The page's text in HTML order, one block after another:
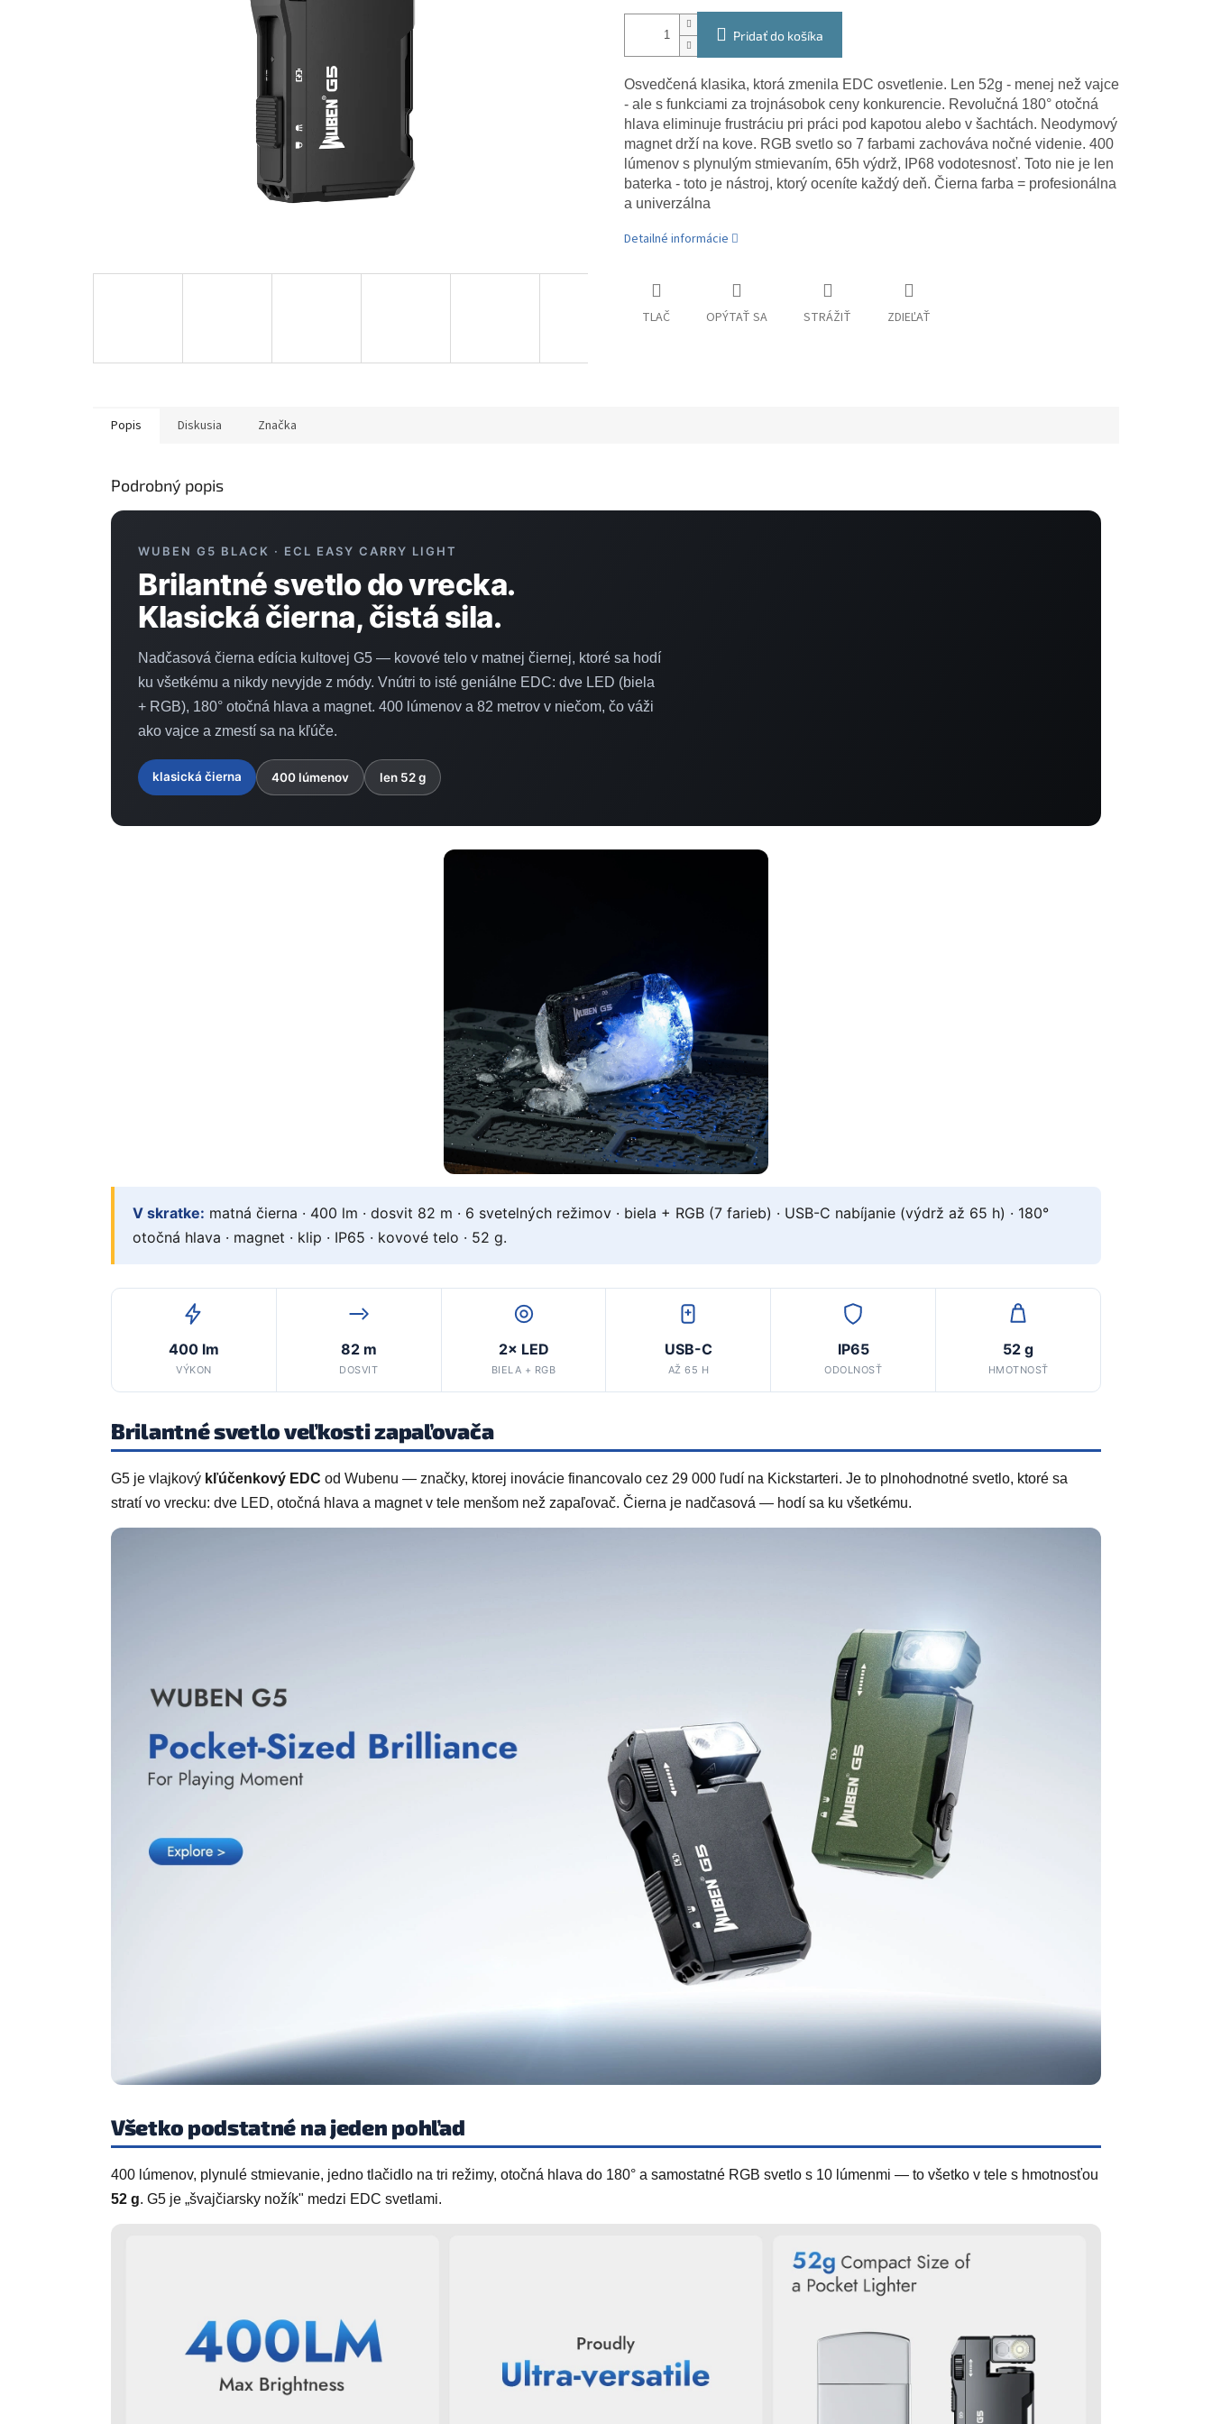
Pridať do košíka
Osvedčená klasika, ktorá zmenila EDC osvetlenie. Len 52g - menej než vajce
- ale s funkciami za trojnásobok ceny konkurencie. Revolučná 180° otočná
hlava eliminuje frustráciu pri práci pod kapotou alebo v šachtách. Neodymový
magnet drží na kove. RGB svetlo so 7 farbami zachováva nočné videnie. 400
lúmenov s plynulým stmievaním, 65h výdrž, IP68 vodotesnosť. Toto nie je len
baterka - toto je nástroj, ktorý oceníte každý deň. Čierna farba = profesionálna
a univerzálna
Detailné informácie
TLAČ OPÝTAŤ SA STRÁŽIŤ ZDIEĽAŤ
Popis Diskusia Značka
Podrobný popis
WUBEN G5 BLACK · ECL EASY CARRY LIGHT
Brilantné svetlo do vrecka.
Klasická čierna, čistá sila.
Nadčasová čierna edícia kultovej G5 — kovové telo v matnej čiernej, ktoré sa hodí
ku všetkému a nikdy nevyjde z módy. Vnútri to isté geniálne EDC: dve LED (biela
+ RGB), 180° otočná hlava a magnet. 400 lúmenov a 82 metrov v niečom, čo váži
ako vajce a zmestí sa na kľúče.
klasická čierna 400 lúmenov len 52 g
V skratke: matná čierna · 400 lm · dosvit 82 m · 6 svetelných režimov · biela + RGB (7 farieb) · USB-C nabíjanie (výdrž až 65 h) · 180°
otočná hlava · magnet · klip · IP65 · kovové telo · 52 g.
400 lm
VÝKON
82 m
DOSVIT
2× LED
BIELA + RGB
USB-C
AŽ 65 H
IP65
ODOLNOSŤ
52 g
HMOTNOSŤ
Brilantné svetlo veľkosti zapaľovača
G5 je vlajkový kľúčenkový EDC od Wubenu — značky, ktorej inovácie financovalo cez 29 000 ľudí na Kickstarteri. Je to plnohodnotné svetlo, ktoré sa
stratí vo vrecku: dve LED, otočná hlava a magnet v tele menšom než zapaľovač. Čierna je nadčasová — hodí sa ku všetkému.
Všetko podstatné na jeden pohľad
400 lúmenov, plynulé stmievanie, jedno tlačidlo na tri režimy, otočná hlava do 180° a samostatné RGB svetlo s 10 lúmenmi — to všetko v tele s hmotnosťou
52 g. G5 je „švajčiarsky nožík" medzi EDC svetlami.